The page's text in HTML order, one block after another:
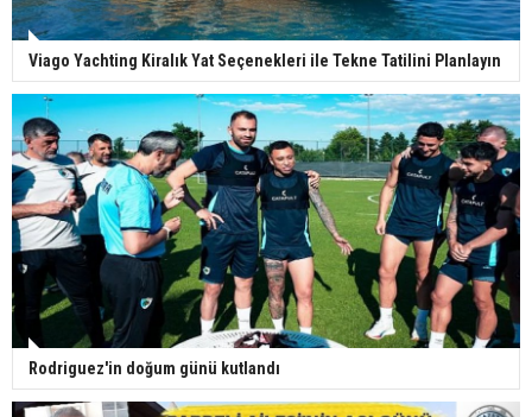
Viago Yachting Kiralık Yat Seçenekleri ile Tekne Tatilini Planlayın
Rodriguez'in doğum günü kutlandı